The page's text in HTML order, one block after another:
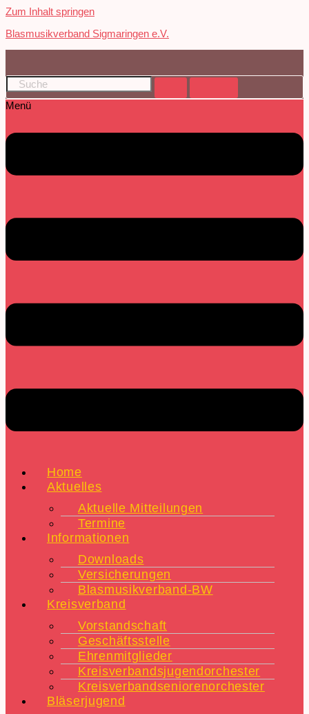
Zum Inhalt springen
Blasmusikverband Sigmaringen e.V.
Menü
Home
Aktuelles
Aktuelle Mitteilungen
Termine
Informationen
Downloads
Versicherungen
Blasmusikverband-BW
Kreisverband
Vorstandschaft
Geschäftsstelle
Ehrenmitglieder
Kreisverbandsjugendorchester
Kreisverbandseniorenorchester
Bläserjugend